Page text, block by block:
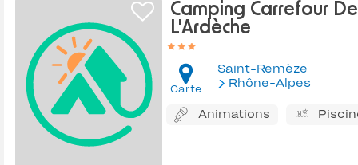
Camping Carrefour De
L'Ardèche
Carte
Saint-Remèze
Rhône-Alpes
Animations